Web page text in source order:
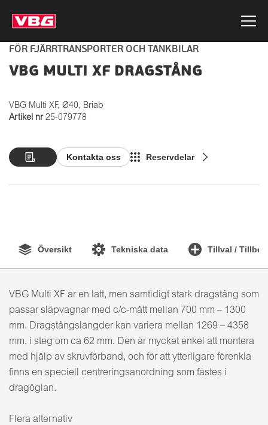
FÖR FJÄRRTRANSPORTER OCH TANKBILAR
VBG MULTI XF DRAGSTÅNG
VBG Multi XF, Ø40, Briab
Artikel nr 25-079778
Kontakta oss Reservdelar
Översikt Tekniska data Tillval /
VBG Multi XF är en lätt, men samtidigt stark dragstång som
passar släpvagnar med c/c-mått mellan 700 mm – 1300
mm. Dragstångslängder kan variera mellan 1269 – 4358
mm, i steg om ca 62 mm. Den är mycket enkel att montera
med hjälp av skruvförband, och för att ytterligare förenkla
finns en speciell centreringsanordning som fästes i
dragöglan.
Flera alternativ